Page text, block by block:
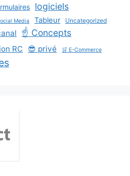
logiciels
Media Tableur Uncategorized
☝️ Concepts
RC 😎 privé 🛒 E-Commerce